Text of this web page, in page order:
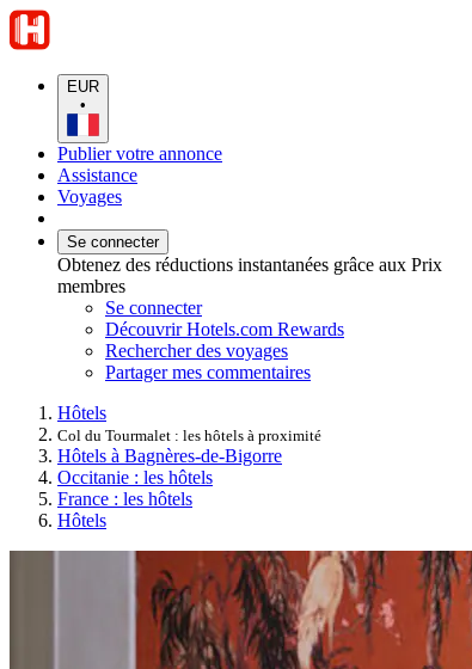
EUR
•
Publier votre annonce
Assistance
Voyages
Se connecter
Obtenez des réductions instantanées grâce aux Prix
membres
Se connecter
Découvrir Hotels.com Rewards
Rechercher des voyages
Partager mes commentaires
Hôtels
Col du Tourmalet : les hôtels à proximité
Hôtels à Bagnères-de-Bigorre
Occitanie : les hôtels
France : les hôtels
Hôtels